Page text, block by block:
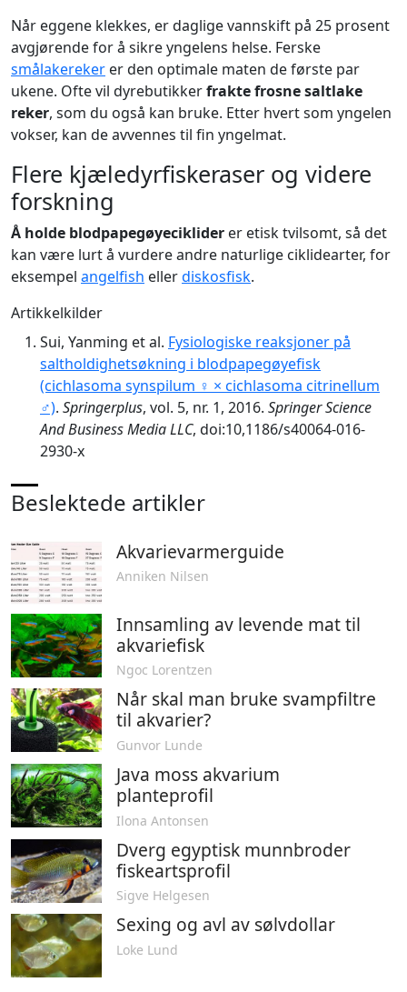
Når eggene klekkes, er daglige vannskift på 25 prosent
avgjørende for å sikre yngelens helse. Ferske
smålakereker er den optimale maten de første par
ukene. Ofte vil dyrebutikkerfrakte frosne saltlake
reker, som du også kan bruke. Etter hvert som yngelen
vokser, kan de avvennes til fin yngelmat.
Flere kjæledyrfiskeraser og videre
forskning
Å holde blodpapegøyeciklider er etisk tvilsomt, så det
kan være lurt å vurdere andre naturlige ciklidearter, for
eksempel angelfish ellerdiskosfisk.
Artikkelkilder
Sui, Yanming et al. Fysiologiske reaksjoner på
saltholdighetsøkning i blodpapegøyefisk
(cichlasoma synspilum ♀ × cichlasoma citrinellum
♂). Springerplus, vol. 5, nr. 1, 2016. Springer Science
And Business Media LLC, doi:10,1186/s40064-016-
2930-x
Beslektede artikler
Akvarievarmerguide
Anniken Nilsen
Innsamling av levende mat til
akvariefisk
Ngoc Lorentzen
Når skal man bruke svampfiltre
til akvarier?
Gunvor Lunde
Java moss akvarium
planteprofil
Ilona Antonsen
Dverg egyptisk munnbroder
fiskeartsprofil
Sigve Helgesen
Sexing og avl av sølvdollar
Loke Lund